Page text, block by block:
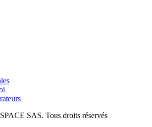
SAS. Tous droits réservés